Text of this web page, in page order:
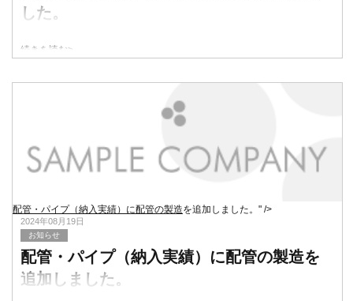
した。
続きを読む>
配管・パイプ（納入実績）に配管の製造を追加しました。" />
2024年08月19日
お知らせ
配管・パイプ（納入実績）に配管の製造を
追加しました。